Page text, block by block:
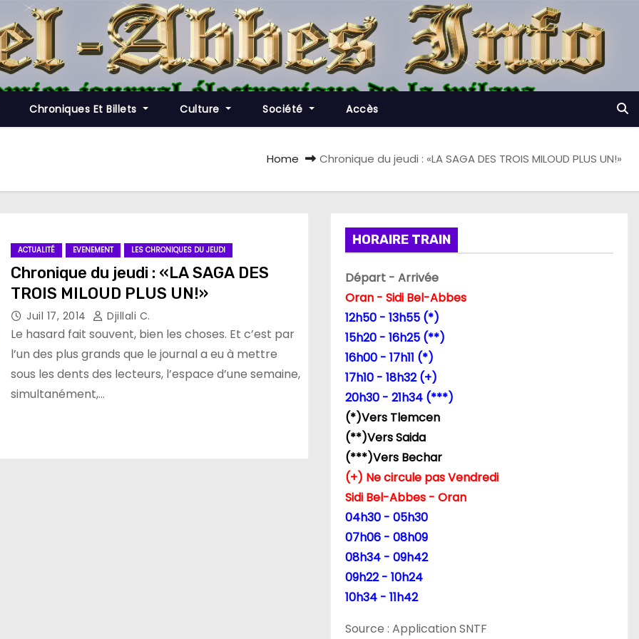
Chroniques Et Billets Culture Société Accès
Home Chronique du jeudi : «LA SAGA DES TROIS MILOUD PLUS UN!»
ACTUALITÉ EVENEMENT LES CHRONIQUES DU JEUDI
Chronique du jeudi : «LA SAGA DES
TROIS MILOUD PLUS UN!»
Juil 17, 2014 Djillali C.
Le hasard fait souvent, bien les choses. Et c’est par
l’un des plus grands que le journal a eu à mettre
sous les dents des lecteurs, l’espace d’une semaine,
simultanément,…
HORAIRE TRAIN
Départ - Arrivée
Oran - Sidi Bel-Abbes
12h50 - 13h55 (*)
15h20 - 16h25 (**)
16h00 - 17h11 (*)
17h10 - 18h32 (+)
20h30 - 21h34 (***)
(*)Vers Tlemcen
(**)Vers Saida
(***)Vers Bechar
(+) Ne circule pas Vendredi
Sidi Bel-Abbes - Oran
04h30 - 05h30
07h06 - 08h09
08h34 - 09h42
09h22 - 10h24
10h34 - 11h42
Source : Application SNTF